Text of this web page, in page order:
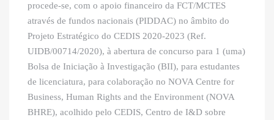
procede-se, com o apoio financeiro da FCT/MCTES
através de fundos nacionais (PIDDAC) no âmbito do
Projeto Estratégico do CEDIS 2020-2023 (Ref.
UIDB/00714/2020), à abertura de concurso para 1 (uma)
Bolsa de Iniciação à Investigação (BII), para estudantes
de licenciatura, para colaboração no NOVA Centre for
Business, Human Rights and the Environment (NOVA
BHRE), acolhido pelo CEDIS, Centro de I&D sobre